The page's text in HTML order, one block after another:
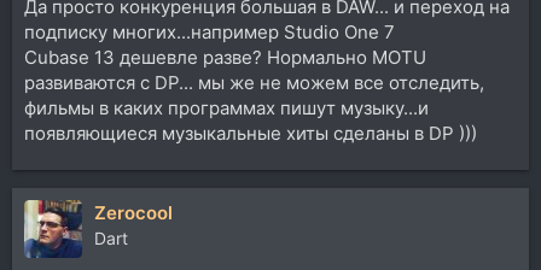
Да просто конкуренция большая в DAW... и переход на
подписку многих...например Studio One 7
Cubase 13 дешевле разве? Нормально MOTU
развиваются с DP... мы же не можем все отследить,
фильмы в каких программах пишут музыку...и
появляющиеся музыкальные хиты сделаны в DP )))
Zerocool
Dart